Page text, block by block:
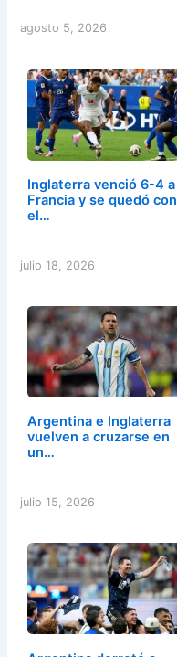
agosto 5, 2026
Inglaterra venció 6-4 a
Francia y se quedó con
el…
julio 18, 2026
Argentina e Inglaterra
vuelven a cruzarse en
un…
julio 15, 2026